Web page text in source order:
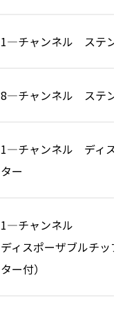
1―チャンネル ステン
8―チャンネル ステン
1―チャンネル ディス
ター
1―チャンネル
ディスポーザブルチッ
ター付）